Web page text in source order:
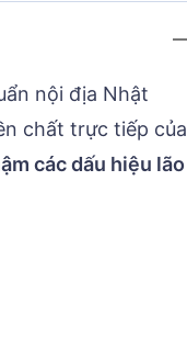
nội địa Nhật
chất trực tiếp của
các dấu hiệu lão